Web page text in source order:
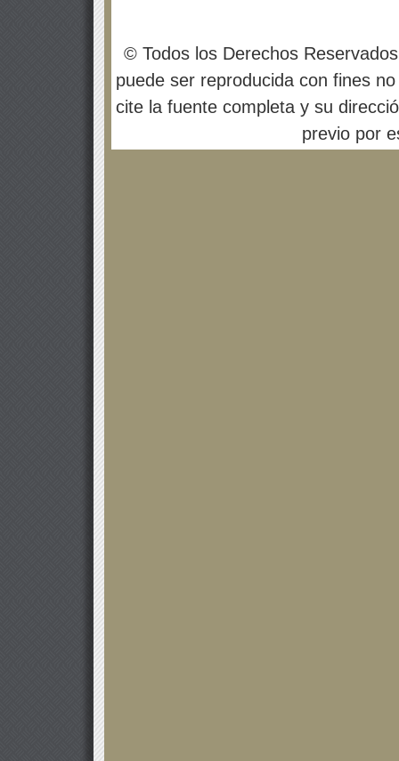
© Todos los Derechos
puede ser reproducida con fines
cite la fuente completa y su
previo por